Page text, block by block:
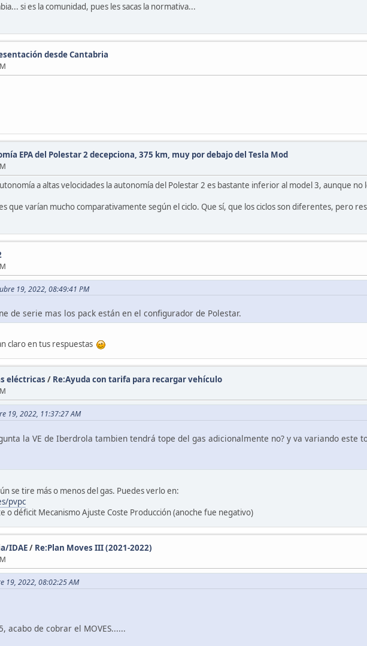
si es la comunidad, pues les sacas la normativa...
desde Cantabria
EPA del Polestar 2 decepciona, 375 km, muy por debajo del Tesla Mod
a altas velocidades la autonomía del Polestar 2 es bastante inferior al model 3, aunque no
que varían mucho comparativamente según el ciclo. Que sí, que los ciclos son diferentes, pero
19, 2022, 08:49:41 PM
de serie mas los pack están en el configurador de Polestar.
claro en tus respuestas
eléctricas / Re:Ayuda con tarifa para recargar vehículo
19, 2022, 11:37:27 AM
la VE de Iberdrola tambien tendrá tope del gas adicionalmente no? y va variando este
se tire más o menos del gas. Puedes verlo en:
pvpc
o déficit Mecanismo Ajuste Coste Producción (anoche fue negativo)
IDAE/ Re:Plan Moves III (2021-2022)
19, 2022, 08:02:25 AM
acabo de cobrar el MOVES......